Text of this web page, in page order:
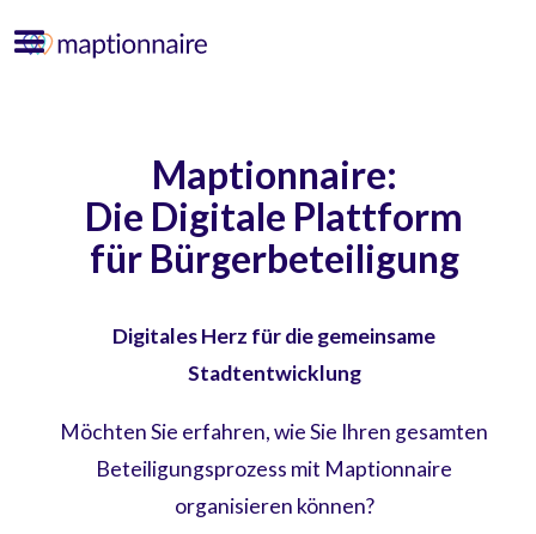
Maptionnaire:
Die Digitale Plattform
für Bürgerbeteiligung
Digitales Herz für die gemeinsame
Stadtentwicklung
‍Möchten Sie erfahren, wie Sie Ihren gesamten
Beteiligungsprozess mit Maptionnaire
organisieren können?